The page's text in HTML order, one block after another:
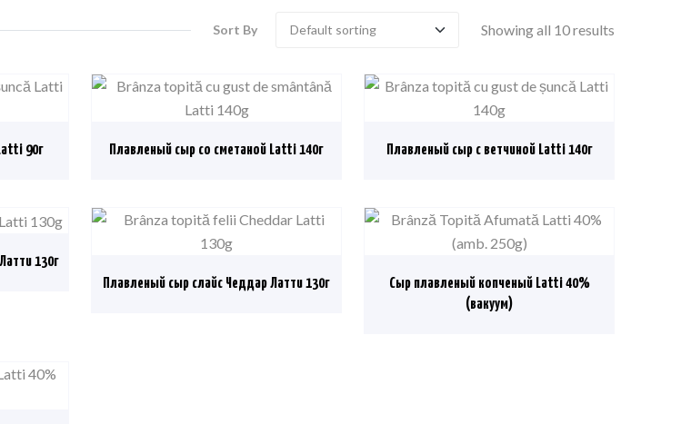
Sort By Showing all 10 results
90г Плавленый сыр со сметаной Latti 140г Плавленый сыр с ветчиной Latti 140г
130г
Плавленый сыр слайс Чеддар Латти 130г
Сыр плавленый копченый Latti 40%
(вакуум)